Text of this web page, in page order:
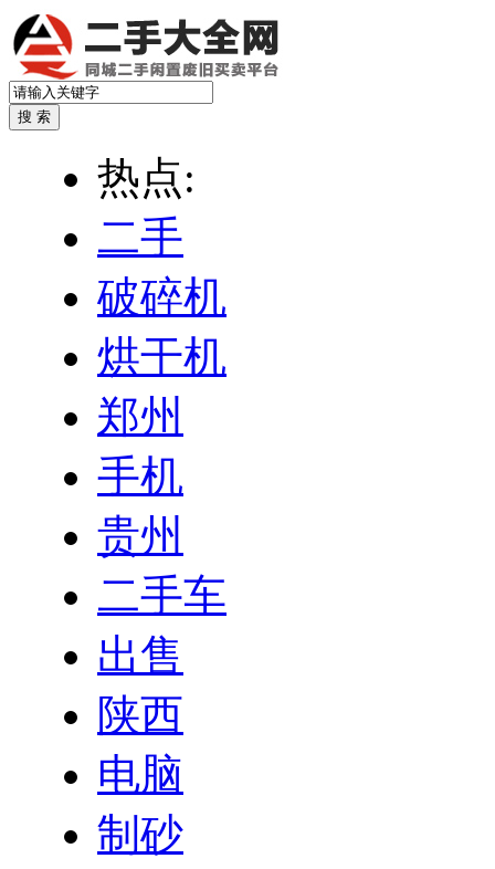
热点:
二手
破碎机
烘干机
郑州
手机
贵州
二手车
出售
陕西
电脑
制砂